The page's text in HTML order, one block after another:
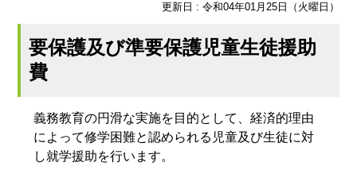
更新日 : 令和04年01月25日（火曜日）
要保護及び準要保護児童生徒援助
費
義務教育の円滑な実施を目的として、経済的理由
によって修学困難と認められる児童及び生徒に対
し就学援助を行います。